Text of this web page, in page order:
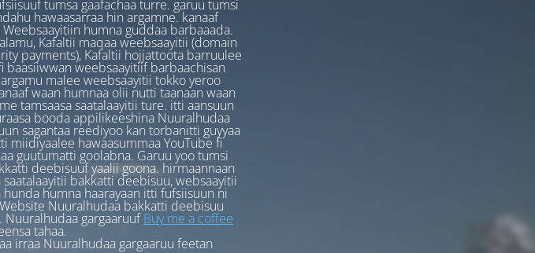
tumsa gaafachaa turre. garuu tumsi
hawaasarraa hin argamne. kanaaf
humna guddaa barbaaada.
Kafaltii maqaa weebsaayitii (domain
payments), Kafaltii hojjattoota barruulee
weebsaayitiif barbaachisan
malee weebsaayitii tokko yeroo
waan humnaa olii nutti taanaan waan
tamsaasa saatalaayitii ture. itti aansuun
booda appilikeeshina Nuuralhudaa
sagantaa reediyoo kan torbanitti guyyaa
miidiyaalee hawaasummaa YouTube fi
guutumatti goolabna. Garuu yoo tumsi
deebisuuf yaalii goona. hirmaannaan
saatalaayitii bakkatti deebisuu, websaayitii
humna haarayaan itti fufsiisuun ni
Nuuralhudaa bakkatti deebisuu
gargaaruufBuy me a coffee
tahaa.
irraa Nuuralhudaa gargaaruu feetan